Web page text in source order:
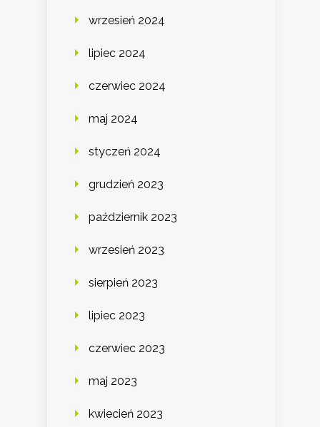
wrzesień 2024
lipiec 2024
czerwiec 2024
maj 2024
styczeń 2024
grudzień 2023
październik 2023
wrzesień 2023
sierpień 2023
lipiec 2023
czerwiec 2023
maj 2023
kwiecień 2023